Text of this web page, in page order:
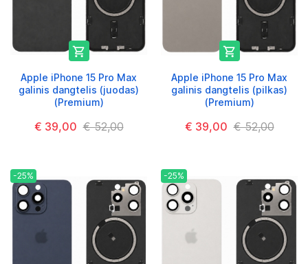

Apple iPhone 15 Pro Max
galinis dangtelis (juodas)
(Premium)
€ 39,00 € 52,00

Apple iPhone 15 Pro Max
galinis dangtelis (pilkas)
(Premium)
€ 39,00 € 52,00
-25% -25%